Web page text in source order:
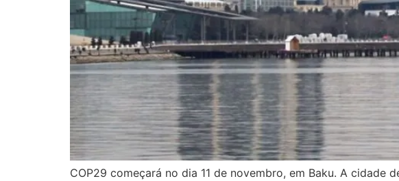
COP29 começará no dia 11 de novembro, em Baku. A